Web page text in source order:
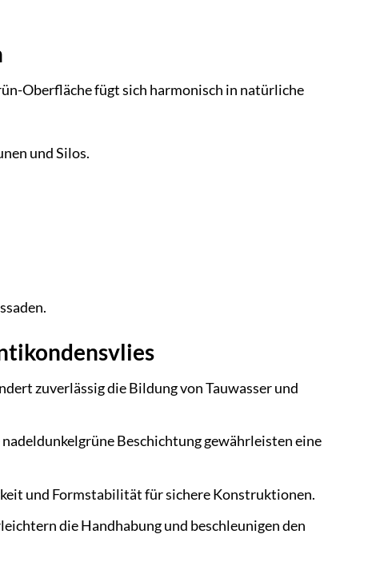
Oberfläche fügt sich harmonisch in natürliche
und Silos.
zuverlässig die Bildung von Tauwasser und
Beschichtung gewährleisten eine
und Formstabilität für sichere Konstruktionen.
die Handhabung und beschleunigen den